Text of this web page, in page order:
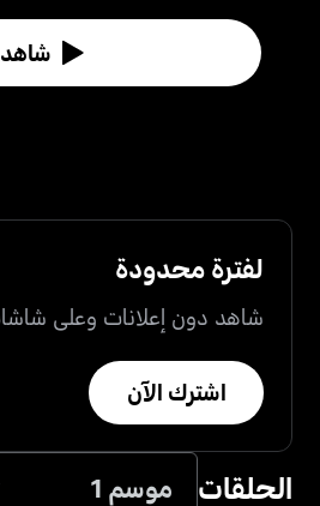
شاهد
لفترة محدودة
شاهد دون إعلانات وعلى
اشترك الآن
الحلقات موسم 1